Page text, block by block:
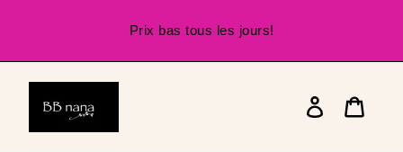
Prix bas tous les jours!
connecter